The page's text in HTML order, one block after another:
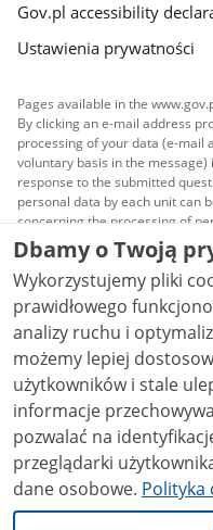
Gov.pl accessibility
Ustawienia prywatności
Pages available in the
By clicking an e-mail address
processing of your data (e-mail
voluntary basis in the
response to the submitted
personal data by each unit can
concerning the processing of
All content
Creative
stated
Dbamy o Twoją
Wykorzystujemy pliki
prawidłowego
analizy ruchu i optymalizacji
możemy lepiej
użytkowników i stale ulepszać
informacje
pozwalać na
przeglądarki
dane osobowe. Polityka